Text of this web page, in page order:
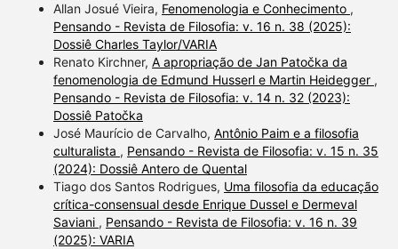
Allan Josué Vieira, Fenomenologia e Conhecimento ,
Pensando - Revista de Filosofia: v. 16 n. 38 (2025):
Dossiê Charles Taylor/VARIA
Renato Kirchner, A apropriação de Jan Patočka da
fenomenologia de Edmund Husserl e Martin Heidegger ,
Pensando - Revista de Filosofia: v. 14 n. 32 (2023):
Dossiê Patočka
José Maurício de Carvalho, Antônio Paim e a filosofia
culturalista , Pensando - Revista de Filosofia: v. 15 n. 35
(2024): Dossiê Antero de Quental
Tiago dos Santos Rodrigues, Uma filosofia da educação
crítica-consensual desde Enrique Dussel e Dermeval
Saviani , Pensando - Revista de Filosofia: v. 16 n. 39
(2025): VARIA